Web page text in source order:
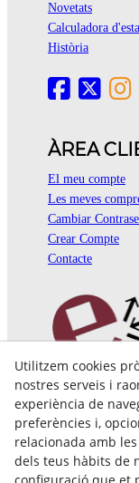
Novetats
Calculadora
Història
ÀREA
El meu compte
Les meves
Cambiar
Crear Compte
Contacte
Pol. Ind. Coll de
Cr. Roca Plana,
08110 Montcada
935 829 999
Utilitzem cookies
nostres serveis i
experiència de
preferències i,
relacionada amb
dels teus hàbits de